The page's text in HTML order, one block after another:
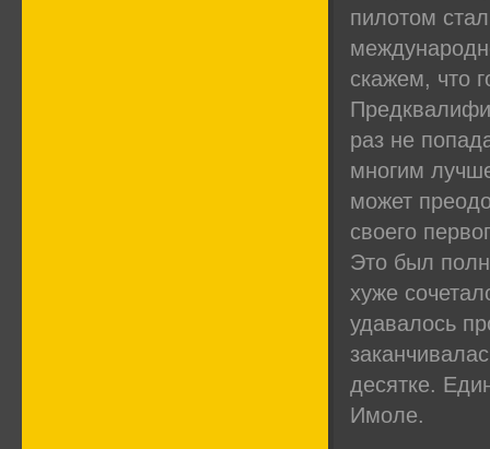
пилотом
скажем, что
раз не
многим
может
своего
Это был
хуже
удавалось
десятке.
Имоле.